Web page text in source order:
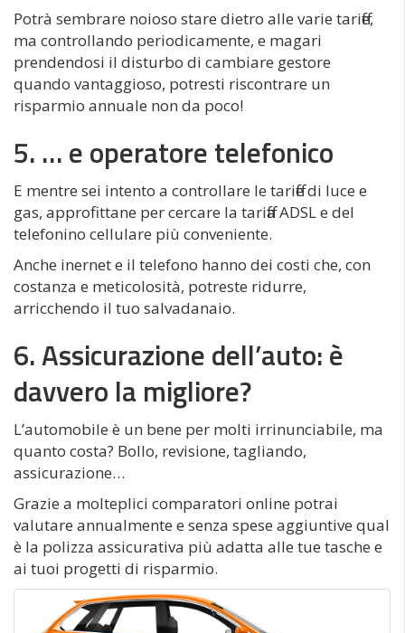
Potrà sembrare noioso stare dietro alle varie tariffe,
ma controllando periodicamente, e magari
prendendosi il disturbo di cambiare gestore
quando vantaggioso, potresti riscontrare un
risparmio annuale non da poco!
5. … e operatore telefonico
E mentre sei intento a controllare le tariffe di luce e
gas, approfittane per cercare la tariffa ADSL e del
telefonino cellulare più conveniente.
Anche inernet e il telefono hanno dei costi che, con
costanza e meticolosità, potreste ridurre,
arricchendo il tuo salvadanaio.
6. Assicurazione dell’auto: è
davvero la migliore?
L’automobile è un bene per molti irrinunciabile, ma
quanto costa? Bollo, revisione, tagliando,
assicurazione…
Grazie a molteplici comparatori online potrai
valutare annualmente e senza spese aggiuntive qual
è la polizza assicurativa più adatta alle tue tasche e
ai tuoi progetti di risparmio.